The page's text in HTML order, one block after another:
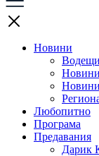
Новини
Любопитно
Програма
Предавания
Дарик